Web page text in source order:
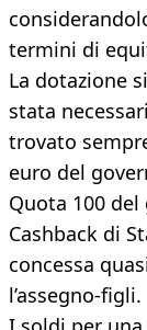
termini di
La dotazione
stata
trovato
euro del
Quota 100
Cashback di
concessa
l’assegno-figli.